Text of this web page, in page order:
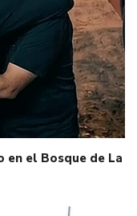
en el Bosque de La